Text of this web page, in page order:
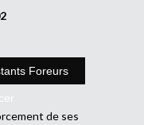
Foreurs
de ses